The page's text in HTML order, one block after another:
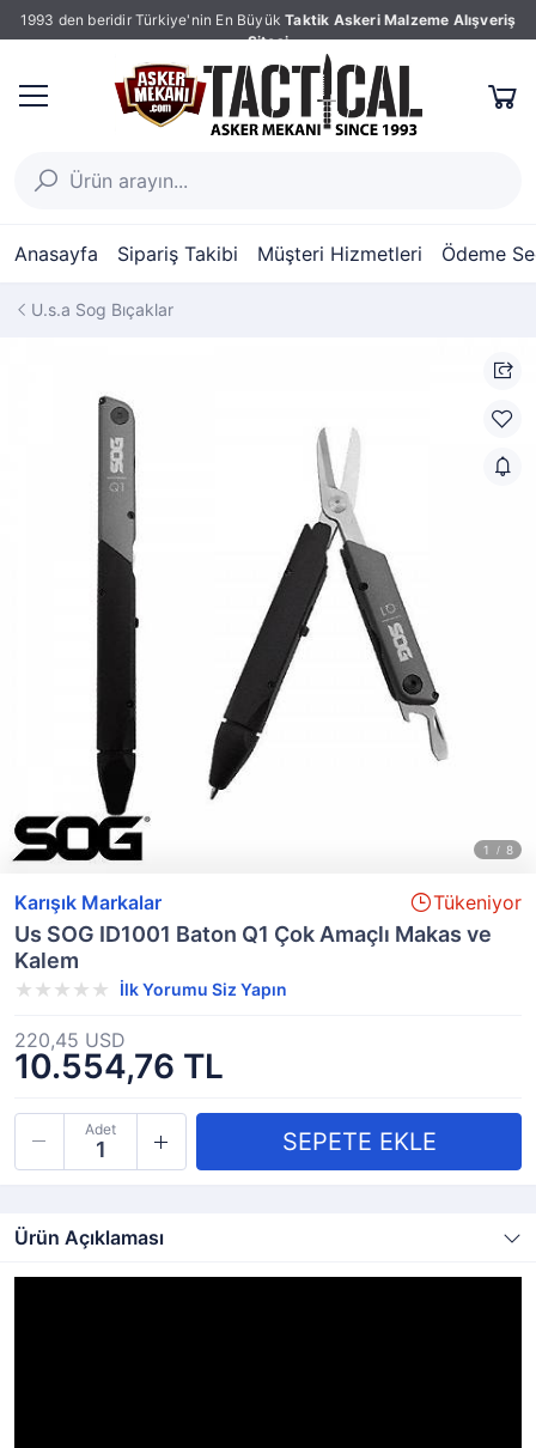
1993 den beridir Türkiye'nin En Büyük Taktik Askeri Malzeme Alışveriş
Sitesi
Anasayfa Sipariş Takibi Müşteri Hizmetleri Ödeme
U.s.a Sog Bıçaklar
Karışık Markalar Tükeniyor
Us SOG ID1001 Baton Q1 Çok Amaçlı Makas ve
Kalem
İlk Yorumu Siz Yapın
10.554,76 TL
220,45 USD
Adet
Ürün Açıklaması